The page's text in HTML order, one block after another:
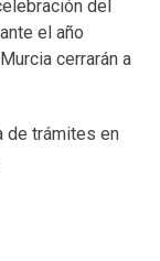
del
el año
cerrarán a
de trámites en